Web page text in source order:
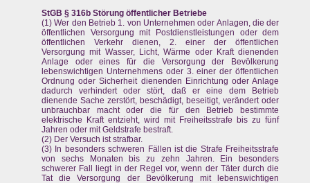
StGB § 316b Störung öffentlicher Betriebe
(1) Wer den Betrieb 1. von Unternehmen oder Anlagen, die der
öffentlichen Versorgung mit Postdienstleistungen oder dem
öffentlichen Verkehr dienen, 2. einer der öffentlichen
Versorgung mit Wasser, Licht, Wärme oder Kraft dienenden
Anlage oder eines für die Versorgung der Bevölkerung
lebenswichtigen Unternehmens oder 3. einer der öffentlichen
Ordnung oder Sicherheit dienenden Einrichtung oder Anlage
dadurch verhindert oder stört, daß er eine dem Betrieb
dienende Sache zerstört, beschädigt, beseitigt, verändert oder
unbrauchbar macht oder die für den Betrieb bestimmte
elektrische Kraft entzieht, wird mit Freiheitsstrafe bis zu fünf
Jahren oder mit Geldstrafe bestraft.
(2) Der Versuch ist strafbar.
(3) In besonders schweren Fällen ist die Strafe Freiheitsstrafe
von sechs Monaten bis zu zehn Jahren. Ein besonders
schwerer Fall liegt in der Regel vor, wenn der Täter durch die
Tat die Versorgung der Bevölkerung mit lebenswichtigen